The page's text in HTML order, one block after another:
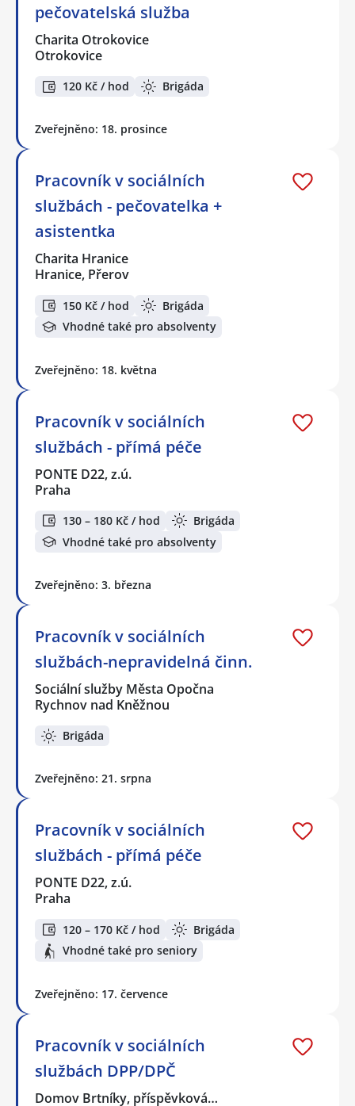
pečovatelská služba
Charita Otrokovice
Otrokovice
120 Kč / hod Brigáda
Zveřejněno: 18. prosince
Pracovník v sociálních
službách - pečovatelka +
asistentka
Charita Hranice
Hranice, Přerov
150 Kč / hod
Brigáda
Vhodné také pro absolventy
Zveřejněno: 18. května
Pracovník v sociálních
službách - přímá péče
PONTE D22, z.ú.
Praha
130 – 180 Kč / hod
Brigáda
Vhodné také pro absolventy
Zveřejněno: 3. března
Pracovník v sociálních
službách-nepravidelná činn.
Sociální služby Města Opočna
Rychnov nad Kněžnou
Brigáda
Zveřejněno: 21. srpna
Pracovník v sociálních
službách - přímá péče
PONTE D22, z.ú.
Praha
120 – 170 Kč / hod
Brigáda
Vhodné také pro seniory
Zveřejněno: 17. července
Pracovník v sociálních
službách DPP/DPČ
Domov Brtníky, příspěvková…